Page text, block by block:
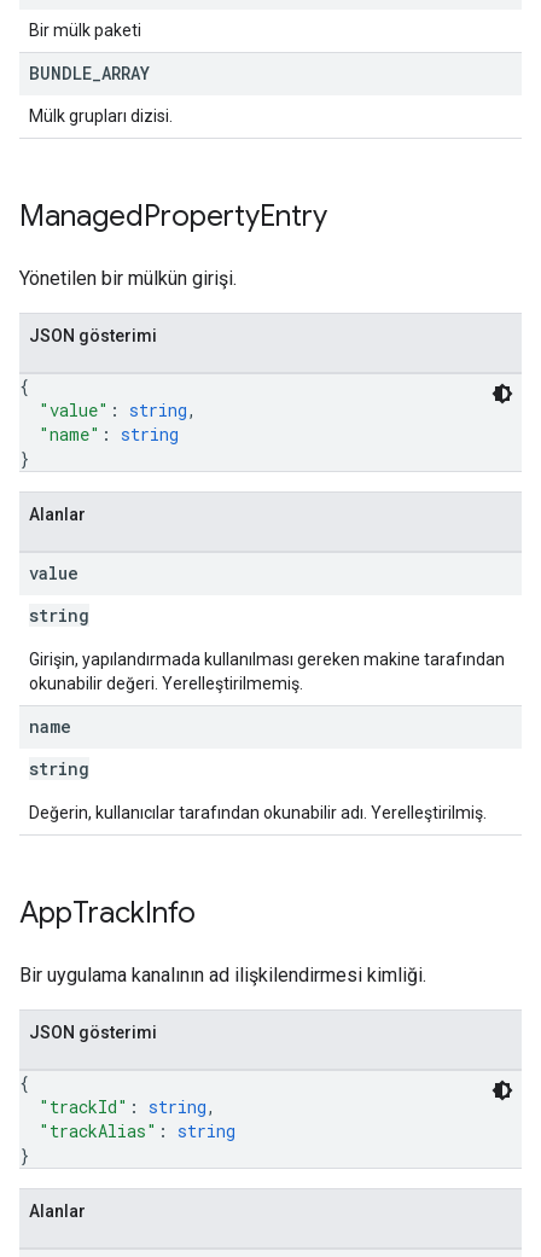
Bir mülk paketi
BUNDLE ARRAY
Mülk grupları dizisi.
ManagedPropertyEntry
Yönetilen bir mülkün girişi.
JSON gösterimi
{
"value" : string,
"name" : string
}
Alanlar
value
string
Girişin, yapılandırmada kullanılması gereken makine tarafından
okunabilir değeri. Yerelleştirilmemiş.
name
string
Değerin, kullanıcılar tarafından okunabilir adı. Yerelleştirilmiş.
AppTrackInfo
Bir uygulama kanalının ad ilişkilendirmesi kimliği.
JSON gösterimi
{
"trackId" : string,
"trackAlias" : string
}
Alanlar